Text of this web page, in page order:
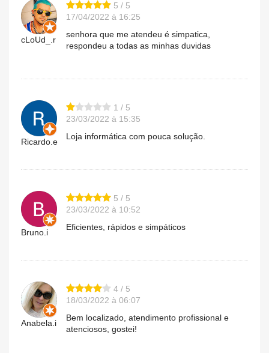
cLoUd_.r
5 / 5
17/04/2022 à 16:25
senhora que me atendeu é simpatica,
respondeu a todas as minhas duvidas
Ricardo.e
1 / 5
23/03/2022 à 15:35
Loja informática com pouca solução.
Bruno.i
5 / 5
23/03/2022 à 10:52
Eficientes, rápidos e simpáticos
Anabela.i
4 / 5
18/03/2022 à 06:07
Bem localizado, atendimento profissional e
atenciosos, gostei!